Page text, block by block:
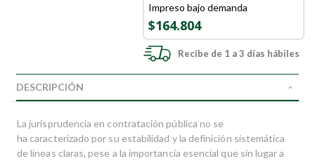
Impreso bajo demanda
$164.804
Recibe de 1 a 3 días hábiles
DESCRIPCIÓN
La jurisprudencia en contratación pública no se
ha caracterizado por su estabilidad y la definición sistemática
de líneas claras, pese a la importancia esencial que sin lugar a